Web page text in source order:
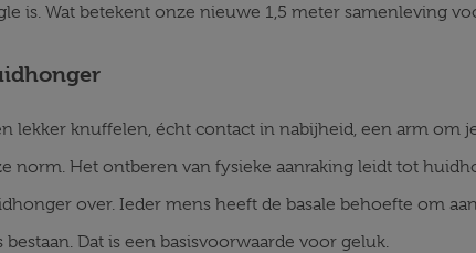
is. Wat betekent onze nieuwe 1,5 meter samenleving
lekker knuffelen, écht contact in nabijheid, een arm om
norm. Het ontberen van fysieke aanraking leidt tot
over. Ieder mens heeft de basale behoefte om
bestaan. Dat is een basisvoorwaarde voor geluk.